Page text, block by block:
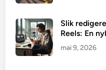
Slik
Reels: En
mai 9, 2026